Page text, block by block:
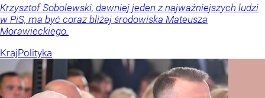
Krzysztof Sobolewski, dawniej jeden z najważniejszych ludzi
w PiS, ma być coraz bliżej środowiska Mateusza
Morawieckiego.
KrajPolityka